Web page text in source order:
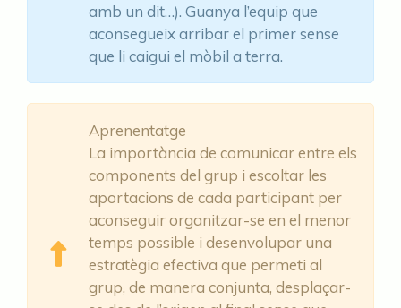
amb un dit…). Guanya l’equip que
aconsegueix arribar el primer sense
que li caigui el mòbil a terra.
Aprenentatge
La importància de comunicar entre els
components del grup i escoltar les
aportacions de cada participant per
aconseguir organitzar-se en el menor
temps possible i desenvolupar una
estratègia efectiva que permeti al
grup, de manera conjunta, desplaçar-